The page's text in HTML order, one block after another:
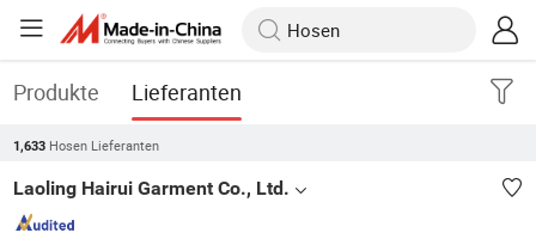
Produkte Lieferanten
1,633 Hosen Lieferanten
Laoling Hairui Garment Co., Ltd.